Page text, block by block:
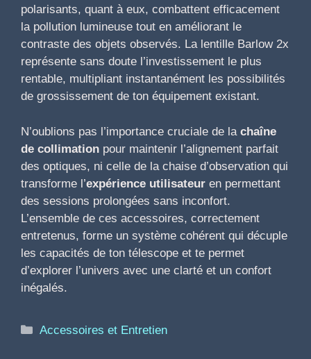
polarisants, quant à eux, combattent efficacement
la pollution lumineuse tout en améliorant le
contraste des objets observés. La lentille Barlow 2x
représente sans doute l’investissement le plus
rentable, multipliant instantanément les possibilités
de grossissement de ton équipement existant.
N’oublions pas l’importance cruciale de la chaîne
de collimation pour maintenir l’alignement parfait
des optiques, ni celle de la chaise d’observation qui
transforme l’expérience utilisateur en permettant
des sessions prolongées sans inconfort.
L’ensemble de ces accessoires, correctement
entretenus, forme un système cohérent qui décuple
les capacités de ton télescope et te permet
d’explorer l’univers avec une clarté et un confort
inégalés.
Catégories
Accessoires et Entretien